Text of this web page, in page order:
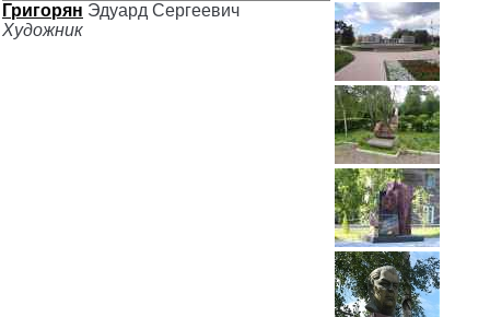
Григорян Эдуард Сергеевич
Художник